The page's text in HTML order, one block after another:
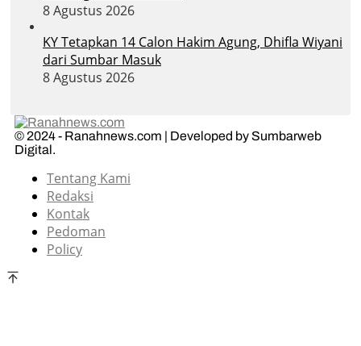
8 Agustus 2026
KY Tetapkan 14 Calon Hakim Agung, Dhifla Wiyani
dari Sumbar Masuk
8 Agustus 2026
© 2024 - Ranahnews.com | Developed by Sumbarweb
Digital.
Tentang Kami
Redaksi
Kontak
Pedoman
Policy